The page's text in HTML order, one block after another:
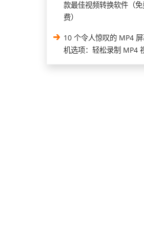
款最佳视频转换软件（
费）
10 个令人惊叹的 MP4
机选项：轻松录制 MP4